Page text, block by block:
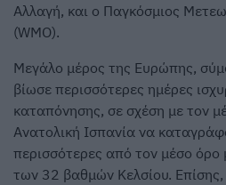
Αλλαγή, και ο Παγκόσμιος
(WMO).
Μεγάλο μέρος της Ευρώπης,
βίωσε περισσότερες ημέρες
καταπόνησης, σε σχέση με τον
Ανατολική Ισπανία να
περισσότερες από τον μέσο όρο
των 32 βαθμών Κελσίου. Επίσης,